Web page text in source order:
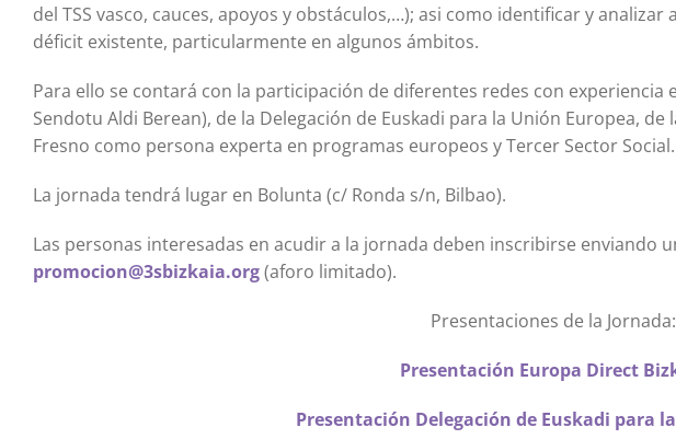
del TSS vasco, cauces, apoyos y obstáculos,…); asi como identificar y
déficit existente, particularmente en algunos ámbitos.
Para ello se contará con la participación de diferentes redes con
Sendotu Aldi Berean), de la Delegación de Euskadi para la Unión Europea, de
Fresno como persona experta en programas europeos y Tercer Sector Social.
La jornada tendrá lugar en Bolunta (c/ Ronda s/n, Bilbao).
Las personas interesadas en acudir a la jornada deben inscribirse enviando
promocion@3sbizkaia.org(aforo limitado).
Presentaciones de la Jornada:
Presentación Europa Direct
Presentación Delegación de Euskadi para